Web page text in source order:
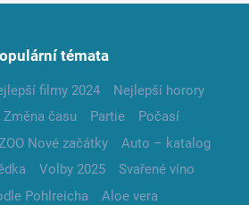
témata
filmy 2024
Nejlepší horory
Změna času Partie
Počasí
Nové začátky
Auto – katalog
Volby 2025
Svařené víno
Pohlreicha
Aloe vera